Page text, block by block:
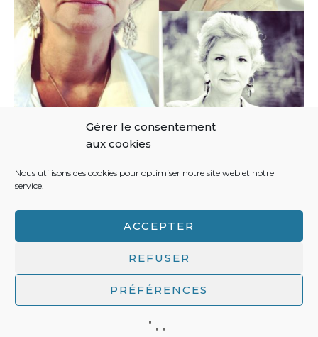
Gérer le consentement
aux cookies
Nous utilisons des cookies pour optimiser notre site web et notre
service.
ACCEPTER
REFUSER
PRÉFÉRENCES
Politique de confidentialité / mentions légales